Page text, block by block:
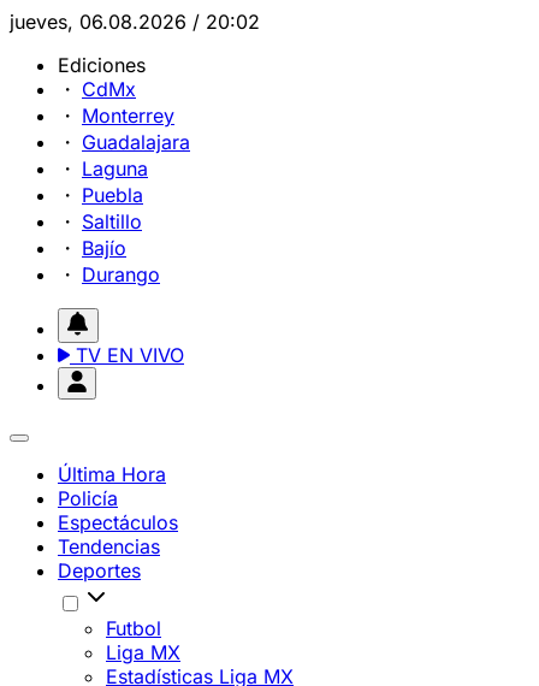
jueves, 06.08.2026 / 20:02
Ediciones
CdMx
Monterrey
Guadalajara
Laguna
Puebla
Saltillo
Bajío
Durango
TV EN VIVO
Última Hora
Policía
Espectáculos
Tendencias
Deportes
Futbol
Liga MX
Estadísticas Liga MX